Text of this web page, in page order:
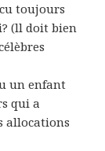
toujours
(ll doit bien
un enfant
qui a
allocations